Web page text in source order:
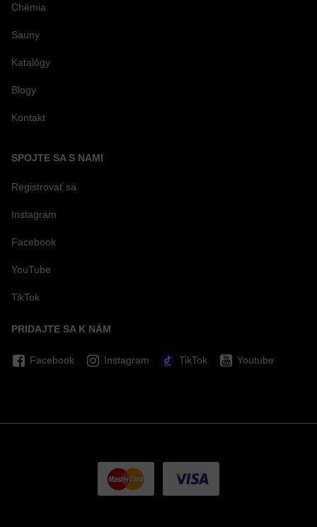
Chémia
Sauny
Katalógy
Blogy
Kontakt
SPOJTE SA S NAMI
Registrovať sa
Instagram
Facebook
YouTube
TikTok
PRIDAJTE SA K NÁM
Facebook Instagram TikTok Youtube